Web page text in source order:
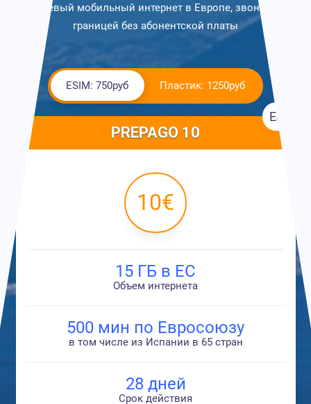
Дешевый мобильный интернет в Европе, звонки за
границей без абонентской платы
ESIM: 750руб Пластик: 1250руб
PREPAGO 10
ESIM
10€
15 ГБ в ЕС
Объем интернета
500 мин по Евросоюзу
в том числе из Испании в 65 стран
28 дней
Срок действия